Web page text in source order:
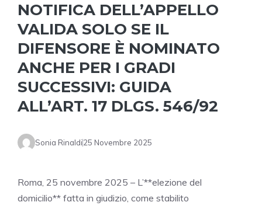
NOTIFICA DELL’APPELLO
VALIDA SOLO SE IL
DIFENSORE È NOMINATO
ANCHE PER I GRADI
SUCCESSIVI: GUIDA
ALL’ART. 17 DLGS. 546/92
Sonia Rinaldi25 Novembre 2025
Roma, 25 novembre 2025 – L’**elezione del
domicilio** fatta in giudizio, come stabilito